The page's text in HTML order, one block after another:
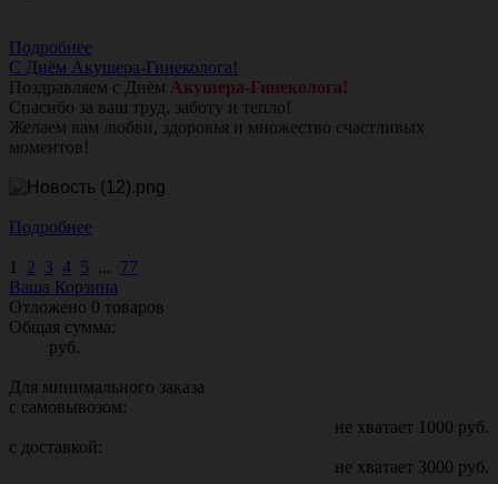
Подробнее
С Днём Акушера-Гинеколога!
Поздравляем с Днём Акушера-Гинеколога!
Спасибо за ваш труд, заботу и тепло!
Желаем вам любви, здоровья и множество счастливых
моментов!
Подробнее
1 2 3 4 5 ... 77
Ваша Корзина
Отложено 0 товаров
Общая сумма:
руб.
Для минимального заказа
с самовывозом:
не хватает 1000 руб.
с доставкой:
не хватает 3000 руб.